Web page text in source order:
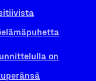
on